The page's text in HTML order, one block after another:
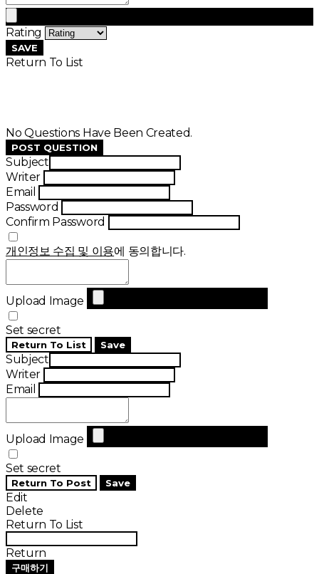
Rating
SAVE
Return To List
No Questions Have Been Created.
POST QUESTION
Subject
Writer
Email
Password
Confirm Password
개인정보 수집 및 이용에 동의합니다.
Upload Image
Set secret
Return To List Save
Subject
Writer
Email
Upload Image
Set secret
Return To Post Save
Edit
Delete
Return To List
Return
구매하기